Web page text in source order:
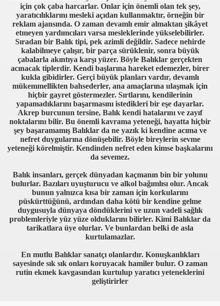
için çok çaba harcarlar. Onlar için önemli olan tek şey,
yaratıcılıklarını mesleki açıdan kullanmaktır, örneğin bir
reklam ajansında. O zaman devamlı emir almaktan şikâyet
etmeyen yardımcıları varsa mesleklerinde yükselebilirler.
Sıradan bir Balık tipi, pek azimli değildir. Sadece nehirde
kalabilmeye çalışır, bir parça sürüklenir, sonra büyük
çabalarla akıntıya karşı yüzer. Böyle Balıklar gerçekten
acınacak tiplerdir. Kendi başlarına hareket edemezler, birer
kukla gibidirler. Gerçi büyük planları vardır, devamlı
mükemmellikten bahsederler, ana amaçlarına ulaşmak için
hiçbir gayret göstermezler. Sırtlarını, kendilerinin
yapamadıklarını başarmasını istedikleri bir eşe dayarlar.
Akrep burcunun tersine, Balık kendi hatalarını ve zayıf
noktalarını bilir. Bu önemli kavrama yeteneği, hayatta hiçbir
şey başaramamış Balıklar da ne yazık ki kendine acıma ve
nefret duygularına dönüşebilir. Böyle bireylerin sevme
yeteneği körelmiştir. Kendinden nefret eden kimse başkalarını
da sevemez.
Balık insanları, gerçek dünyadan kaçmanın bin bir yolunu
bulurlar. Bazıları uyuşturucu ve alkol bağımlısı olur. Ancak
bunun yalnızca kısa bir zaman için korkularını
püskürttüğünü, ardından daha kötü bir kendine gelme
duygusuyla dünyaya döndüklerini ve uzun vadeli sağlık
problemleriyle yüz yüze olduklarını bilirler. Kimi Balıklar da
tarikatlara üye olurlar. Ve bunlardan belki de asla
kurtulamazlar.
En mutlu Balıklar sanatçı olanlardır. Konuşkanlıkları
sayesinde sık sık onları koruyacak hamiler bulur. O zaman
rutin ekmek kavgasından kurtulup yaratıcı yeteneklerini
geliştirirler